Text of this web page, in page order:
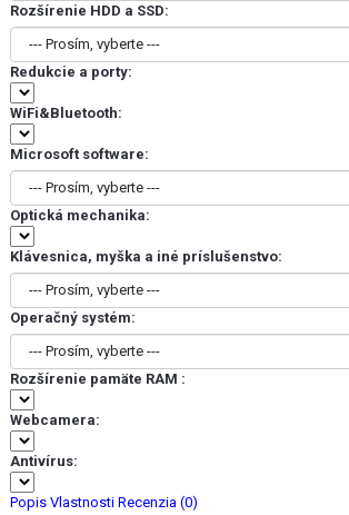
Rozšírenie HDD a SSD:
Redukcie a porty:
WiFi&Bluetooth:
Microsoft software:
Optická mechanika:
Klávesnica, myška a iné príslušenstvo:
Operačný systém:
Rozšírenie pamäte RAM :
Webcamera:
Antivírus:
Popis Vlastnosti Recenzia (0)